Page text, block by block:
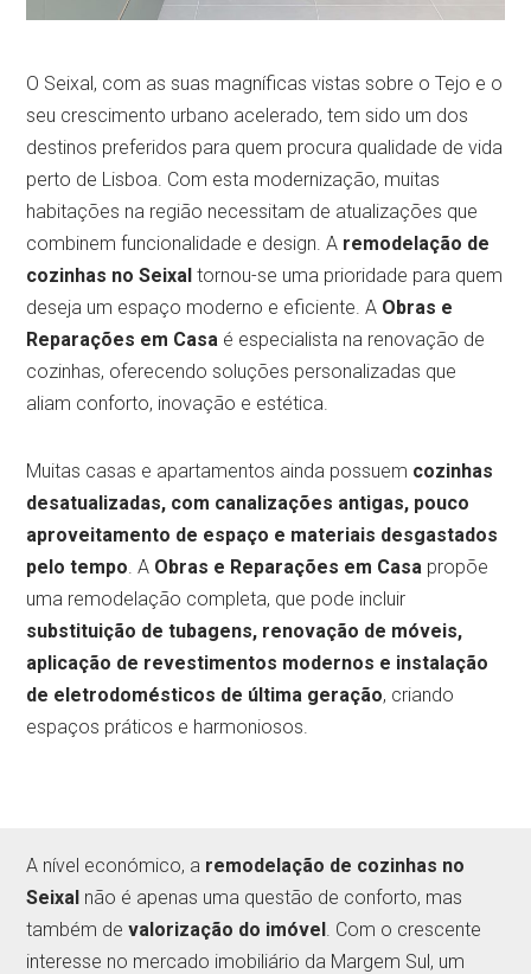
O Seixal, com as suas magníficas vistas sobre o Tejo e o
seu crescimento urbano acelerado, tem sido um dos
destinos preferidos para quem procura qualidade de vida
perto de Lisboa. Com esta modernização, muitas
habitações na região necessitam de atualizações que
combinem funcionalidade e design. A remodelação de
cozinhas no Seixal tornou-se uma prioridade para quem
deseja um espaço moderno e eficiente. A Obras e
Reparações em Casa é especialista na renovação de
cozinhas, oferecendo soluções personalizadas que
aliam conforto, inovação e estética.
Muitas casas e apartamentos ainda possuem cozinhas
desatualizadas, com canalizações antigas, pouco
aproveitamento de espaço e materiais desgastados
pelo tempo . A Obras e Reparações em Casa propõe
uma remodelação completa, que pode incluir
substituição de tubagens, renovação de móveis,
aplicação de revestimentos modernos e instalação
de eletrodomésticos de última geração, criando
espaços práticos e harmoniosos.
A nível económico, a remodelação de cozinhas no
Seixal não é apenas uma questão de conforto, mas
também devalorização do imóvel . Com o crescente
interesse no mercado imobiliário da Margem Sul, um